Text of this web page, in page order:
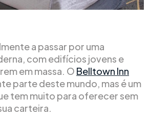
a passar por uma
com edifícios jovens e
em massa. O Belltown Inn
parte deste mundo, mas é um
tem muito para oferecer sem
carteira.